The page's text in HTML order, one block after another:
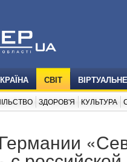
СВІТ
ЗДОРОВ'Я КУЛЬТУРА